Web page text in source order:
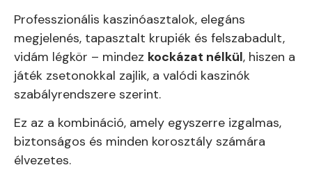
Professzionális kaszinóasztalok, elegáns
megjelenés, tapasztalt krupiék és felszabadult,
vidám légkör – mindez kockázat nélkül, hiszen a
játék zsetonokkal zajlik, a valódi kaszinók
szabályrendszere szerint.
Ez az a kombináció, amely egyszerre izgalmas,
biztonságos és minden korosztály számára
élvezetes.